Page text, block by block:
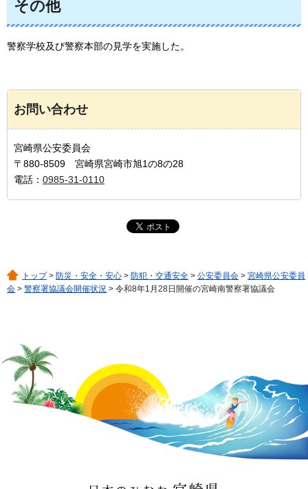
その他
警察学校及び警察本部の見学を実施した。
お問い合わせ
宮崎県公安委員会
〒880-8509 宮崎県宮崎市旭1の8の28
電話： 0985-31-0110
トップ> 防災・安全・安心 > 防犯・交通安全 > 公安委員会 > 宮崎県公安委員
会 > 警察署協議会開催状況 > 令和8年1月28日開催の宮崎南警察署協議会